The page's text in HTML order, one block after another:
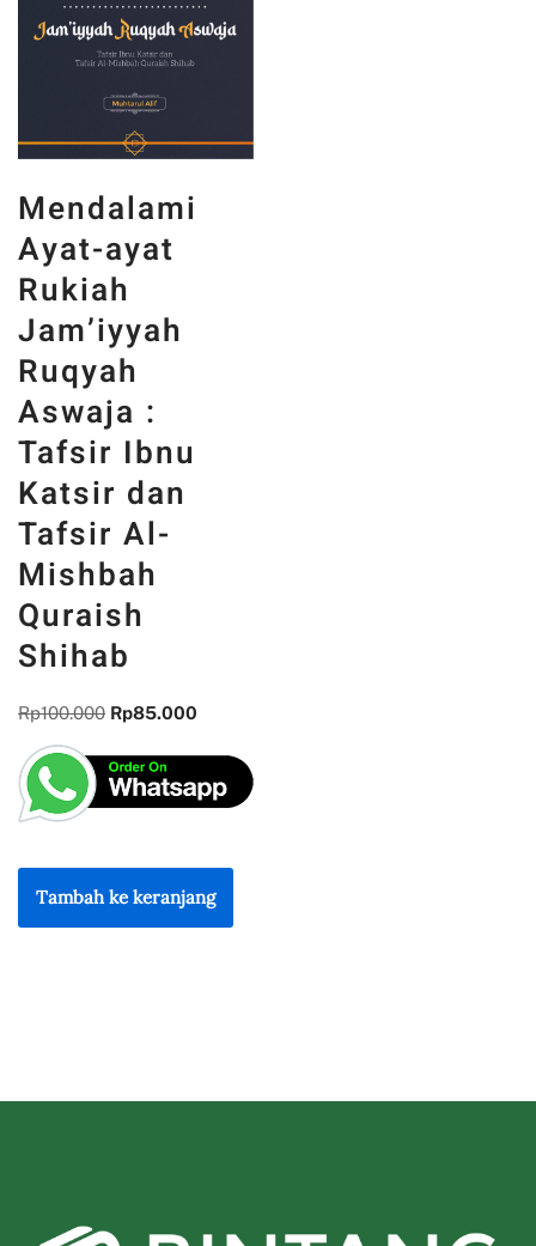
Mendalami
Ayat-ayat
Rukiah
Jam’iyyah
Ruqyah
Aswaja :
Tafsir Ibnu
Katsir dan
Tafsir Al-
Mishbah
Quraish
Shihab
Rp100.000 Rp85.000
Tambah ke keranjang